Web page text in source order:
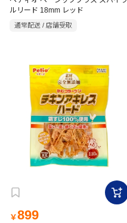
ルリード 18mm レッド
通常配送 / 店舗受取
￥899